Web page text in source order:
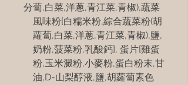
分蔔,白菜,洋蔥,青江菜,青椒),蔬菜
風味粉[白糯米粉,綜合蔬菜粉(胡
蘿蔔,白菜,洋蔥,青江菜,青椒),鹽,
奶粉,菠菜粉,乳酸鈣], 蛋片[雞蛋
粉,玉米澱粉,小麥粉,蛋白粉末,甘
油,D-山梨醇液,鹽,胡蘿蔔素色